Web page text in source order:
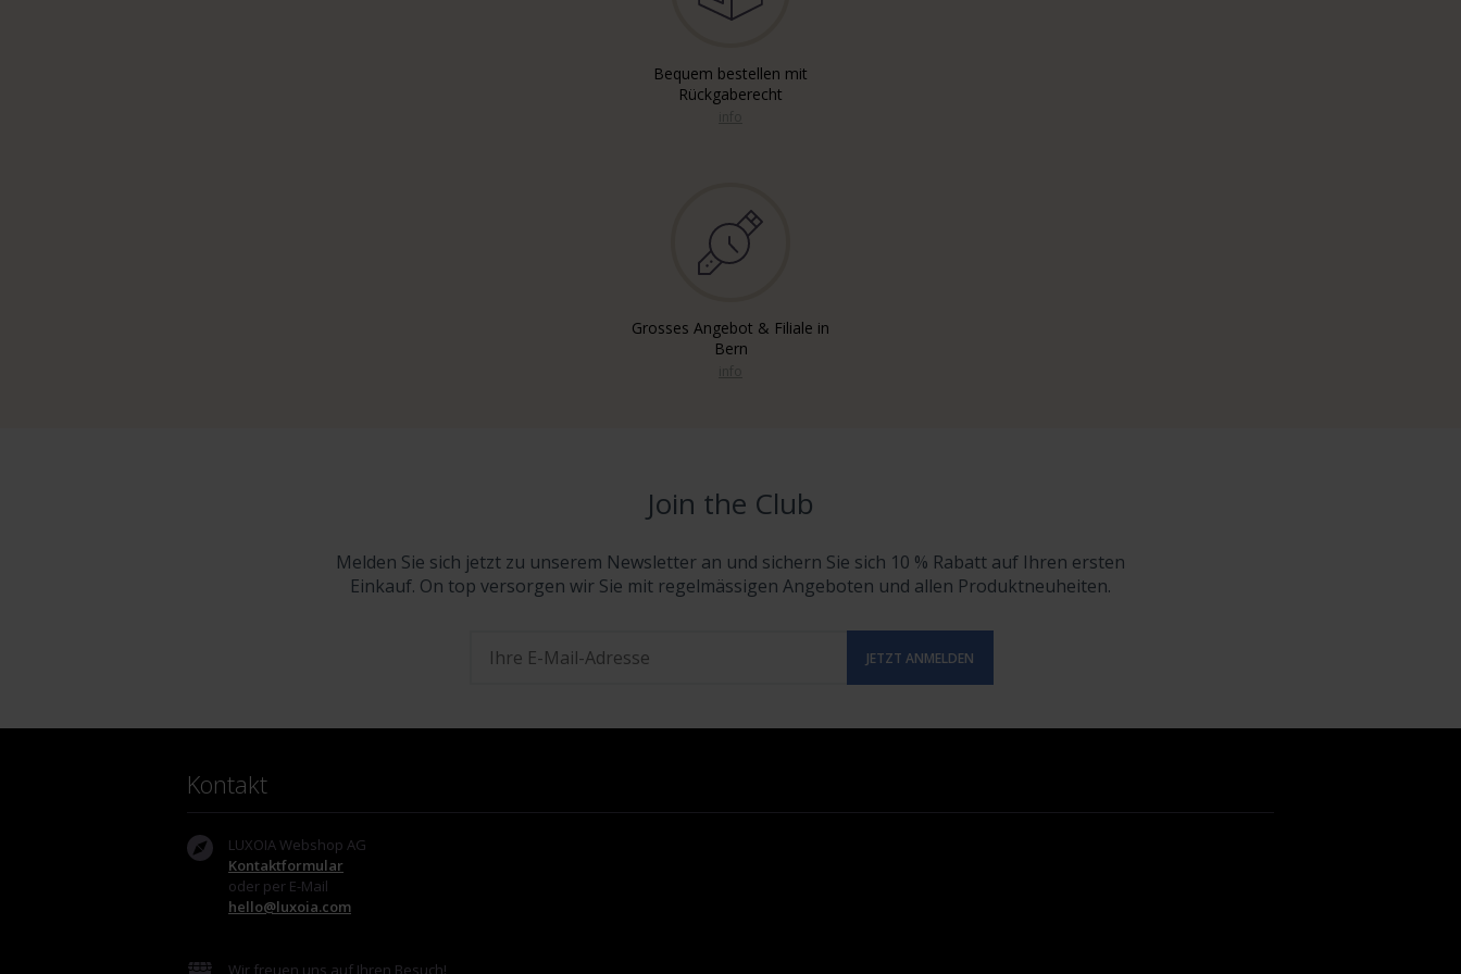
Bequem bestellen mit
Rückgaberecht
Grosses Angebot & Filiale in
Bern
Join the Club
Melden Sie sich jetzt zu unserem Newsletter an und sichern Sie sich 10 % Rabatt auf Ihren ersten
Einkauf. On top versorgen wir Sie mit regelmässigen Angeboten und allen Produktneuheiten.
Kontakt
LUXOIA Webshop AG
Kontaktformular
oder per E-Mail
hello@luxoia.com
Wir freuen uns auf Ihren Besuch!